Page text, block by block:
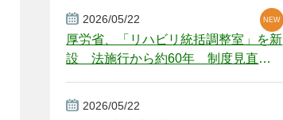
2026/05/22
厚労省、「リハビリ統括調整室」を新
設 法施行から約60年 制度見直し
NEW
2026/05/22